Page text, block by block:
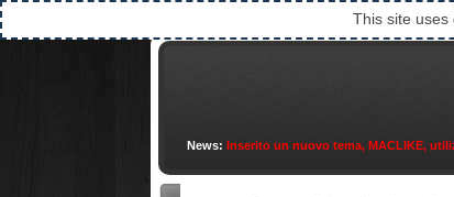
News: Inserito un nuovo tema, MACLIKE,
This site uses